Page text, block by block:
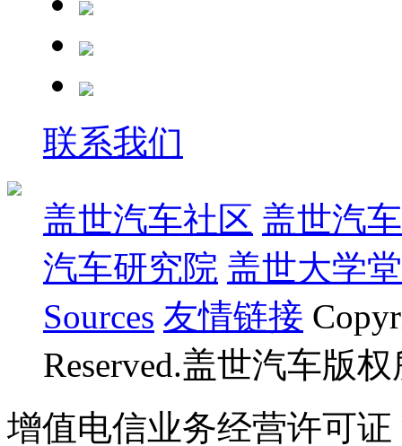
联系我们
盖世汽车社区 盖世汽
汽车研究院 盖世大学堂
Sources 友情链接
Reserved.盖世汽车版
增值电信业务经营许可证